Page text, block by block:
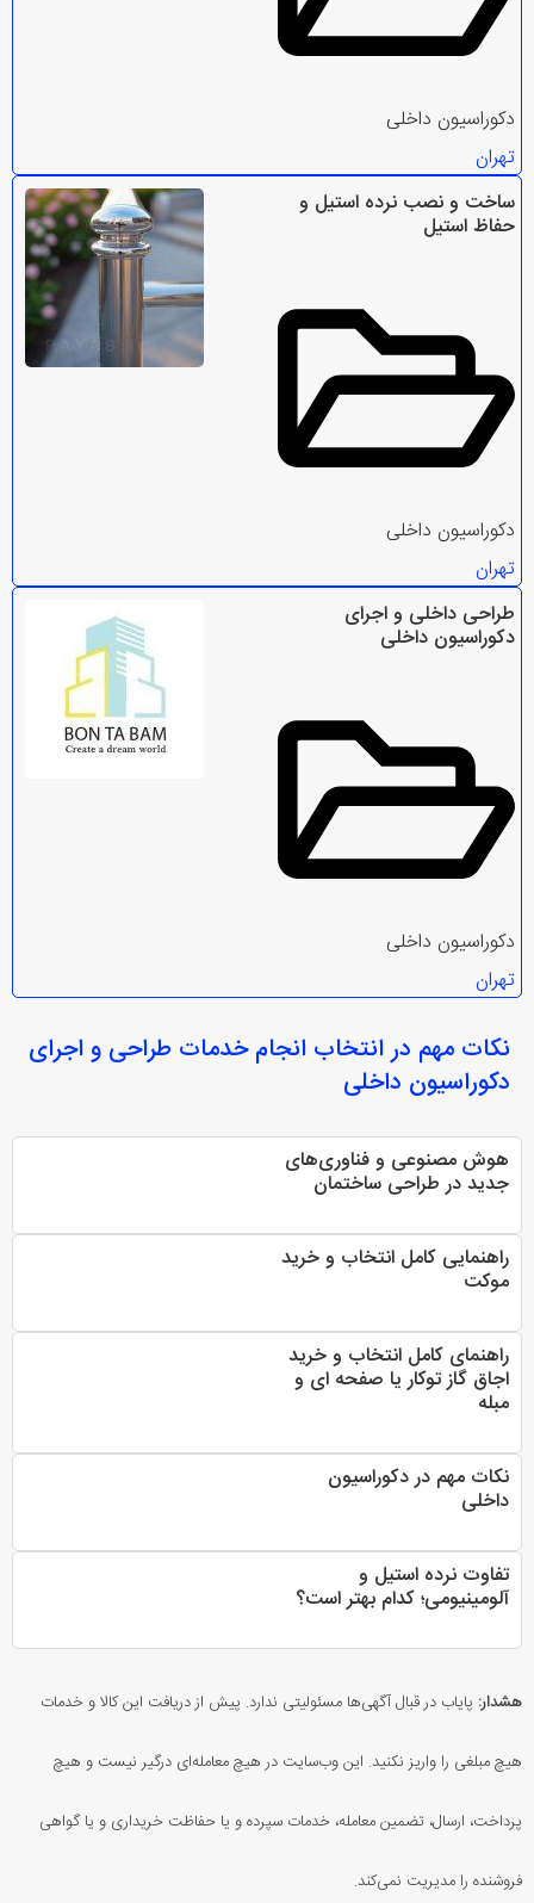
دکوراسیون داخلی
تهران
ساخت و نصب نرده استیل و
حفاظ استیل
دکوراسیون داخلی
تهران
طراحی داخلی و اجرای
دکوراسیون داخلی
دکوراسیون داخلی
تهران
نکات مهم در انتخاب انجام خدمات طراحی و اجرای
دکوراسیون داخلی
هوش مصنوعی و فناوری‌های
جدید در طراحی ساختمان
راهنمایی کامل انتخاب و خرید
موکت
راهنمای کامل انتخاب و خرید
اجاق گاز توکار یا صفحه ای و
مبله
نکات مهم در دکوراسیون
داخلی
تفاوت نرده استیل و
آلومینیومی؛ کدام بهتر است؟
هشدار: پایاب در قبال آگهی‌ها مسئولیتی ندارد. پیش از دریافت این کالا و خدمات
هیچ مبلغی را واریز نکنید. این وب‌سایت در هیچ معامله‌ای درگیر نیست و هیچ
پرداخت، ارسال، تضمین معامله، خدمات سپرده و یا حفاظت خریداری و یا گواهی
فروشنده را مدیریت نمی‌کند.